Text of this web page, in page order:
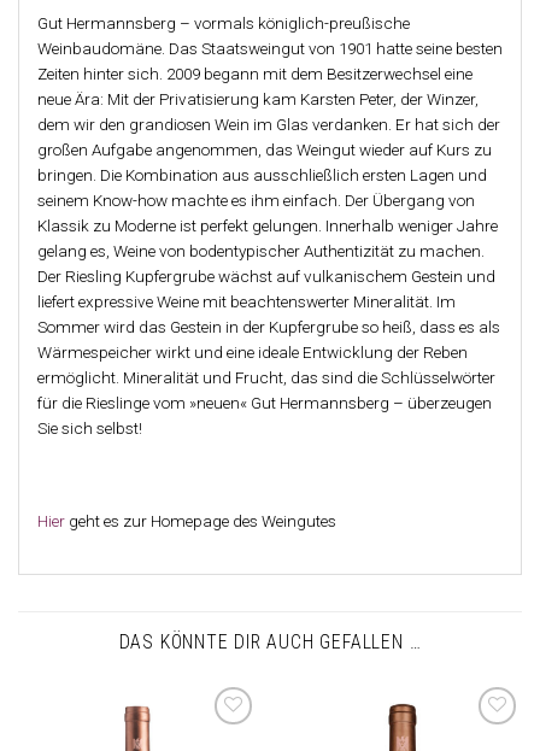
Gut Hermannsberg – vormals königlich-preußische
Weinbaudomäne. Das Staatsweingut von 1901 hatte seine besten
Zeiten hinter sich. 2009 begann mit dem Besitzerwechsel eine
neue Ära: Mit der Privatisierung kam Karsten Peter, der Winzer,
dem wir den grandiosen Wein im Glas verdanken. Er hat sich der
großen Aufgabe angenommen, das Weingut wieder auf Kurs zu
bringen. Die Kombination aus ausschließlich ersten Lagen und
seinem Know-how machte es ihm einfach. Der Übergang von
Klassik zu Moderne ist perfekt gelungen. Innerhalb weniger Jahre
gelang es, Weine von bodentypischer Authentizität zu machen.
Der Riesling Kupfergrube wächst auf vulkanischem Gestein und
liefert expressive Weine mit beachtenswerter Mineralität. Im
Sommer wird das Gestein in der Kupfergrube so heiß, dass es als
Wärmespeicher wirkt und eine ideale Entwicklung der Reben
ermöglicht. Mineralität und Frucht, das sind die Schlüsselwörter
für die Rieslinge vom »neuen« Gut Hermannsberg – überzeugen
Sie sich selbst!
Hier geht es zur Homepage des Weingutes
DAS KÖNNTE DIR AUCH GEFALLEN …